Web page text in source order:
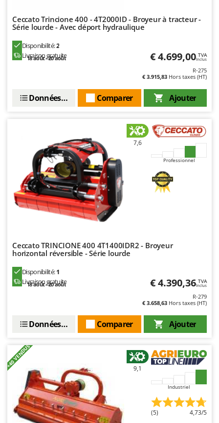
Nilfisk
Novatec
NuovaFac
Olix
OMA
Omas
Ompagrill
Ooni
P
Palazzetti
Palumbo Pavi
Philips
Prismafood
R.G.V.
Rato
Reber
Ceccato Trincione 400 - 4T2000ID - Broyeur à tracteur -
Série lourde - Avec déport hydraulique
Disponibilité:2
Livraison gratuite
18 août - 20 août € 4.699,00 TVA
Inclus
R-275
€ 3.915,83 Hors taxes (HT)
Ajouter
Comparer
Données techniques
7,6
Professionnel
Ceccato TRINCIONE 400 4T1400IDR2 - Broyeur
horizontal réversible - Série lourde
Disponibilité:1
Livraison gratuite
18 août - 20 août € 4.390,36 TVA
Inclus
R-279
€ 3.658,63 Hors taxes (HT)
Ajouter
Comparer
Données techniques
+40 VENDUS 9,1
Industriel
(5) 4,73/5